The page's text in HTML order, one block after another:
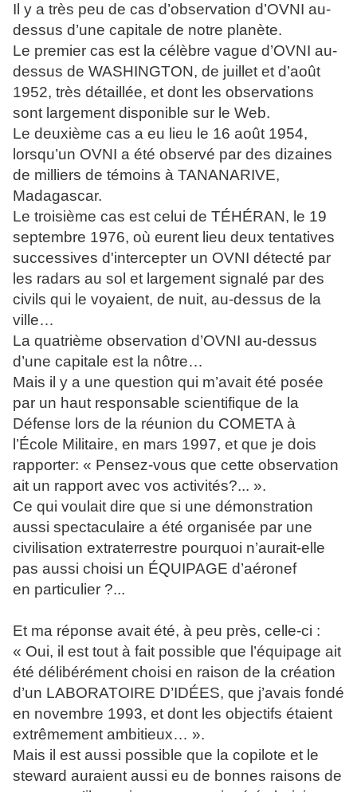
Il y a très peu de cas d’observation d’OVNI au-
dessus d’une capitale de notre planète.
Le premier cas est la célèbre vague d’OVNI au-
dessus de WASHINGTON, de juillet et d’août
1952, très détaillée, et dont les observations
sont largement disponible sur le Web.
Le deuxième cas a eu lieu le 16 août 1954,
lorsqu’un OVNI a été observé par des dizaines
de milliers de témoins à TANANARIVE,
Madagascar.
Le troisième cas est celui de TÉHÉRAN, le 19
septembre 1976, où eurent lieu deux tentatives
successives d'intercepter un OVNI détecté par
les radars au sol et largement signalé par des
civils qui le voyaient, de nuit, au-dessus de la
ville…
La quatrième observation d’OVNI au-dessus
d’une capitale est la nôtre…
Mais il y a une question qui m’avait été posée
par un haut responsable scientifique de la
Défense lors de la réunion du COMETA à
l’École Militaire, en mars 1997, et que je dois
rapporter: « Pensez-vous que cette observation
ait un rapport avec vos activités?... ».
Ce qui voulait dire que si une démonstration
aussi spectaculaire a été organisée par une
civilisation extraterrestre pourquoi n’aurait-elle
pas aussi choisi un ÉQUIPAGE d’aéronef
en particulier ?...
Et ma réponse avait été, à peu près, celle-ci :
« Oui, il est tout à fait possible que l’équipage ait
été délibérément choisi en raison de la création
d’un LABORATOIRE D’IDÉES, que j’avais fondé
en novembre 1993, et dont les objectifs étaient
extrêmement ambitieux… ».
Mais il est aussi possible que la copilote et le
steward auraient aussi eu de bonnes raisons de